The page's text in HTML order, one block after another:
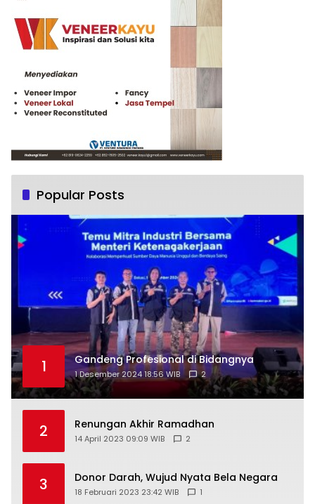
Popular Posts
1 Gandeng Profesional di Bidangnya
1 Desember 2024 18:56 WIB 2
2 Renungan Akhir Ramadhan
14 April 2023 09:09 WIB 2
3 Donor Darah, Wujud Nyata Bela Negara
18 Februari 2023 23:42 WIB 1